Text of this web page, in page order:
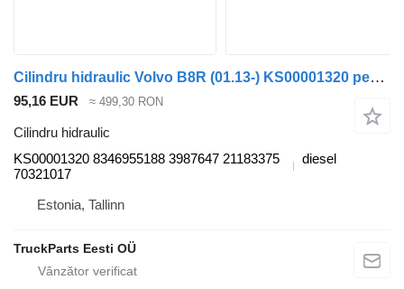
Cilindru hidraulic Volvo B8R (01.13-) KS00001320 pentru autobuz Volvo B7, B8, B9, B12 bus (2005-)
95,16 EUR ≈ 499,30 RON
Cilindru hidraulic
KS00001320 8346955188 3987647 21183375
70321017
diesel
Estonia, Tallinn
TruckParts Eesti OÜ